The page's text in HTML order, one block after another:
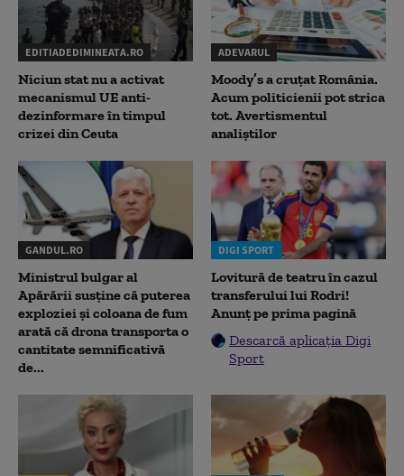
EDITIADEDIMINEATA.RO
Niciun stat nu a activat
mecanismul UE anti-
dezinformare în timpul
crizei din Ceuta
ADEVARUL
Moody’s a cruțat România.
Acum politicienii pot strica
tot. Avertismentul
analiștilor
GANDUL.RO
Ministrul bulgar al
Apărării susține că puterea
exploziei și coloana de fum
arată că drona transporta o
cantitate semnificativă
de...
DIGI SPORT
Lovitură de teatru în cazul
transferului lui Rodri!
Anunț pe prima pagină
Descarcă aplicația Digi
Sport